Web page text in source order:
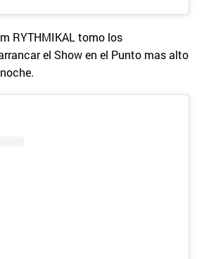
RYTHMIKAL tomo los
el Show en el Punto mas alto